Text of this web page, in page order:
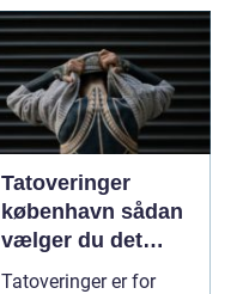
Tatoveringer
københavn sådan
vælger du det
rigtige studie
Tatoveringer er for